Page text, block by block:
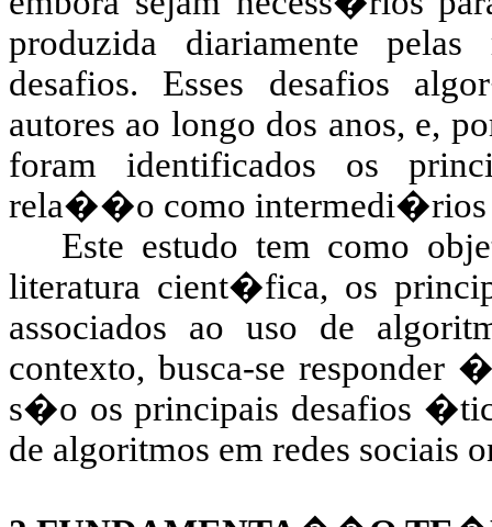
produzida diariamente
desafios. Esses desafios
autores ao longo dos anos, e,
foram identificados os
rela��o como intermedi�rios
Este estudo tem como
literatura cient�fica, os
associados ao uso de
contexto, busca-se responder
s�o os principais desafios
de algoritmos em redes sociais